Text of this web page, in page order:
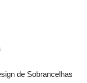
de Sobrancelhas